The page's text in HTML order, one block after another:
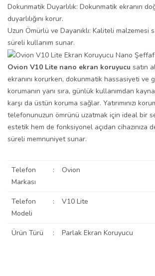
Dokunmatik Duyarlılık: Dokunmatik ekranın
duyarlılığını korur.
Uzun Ömürlü ve Dayanıklı: Kaliteli malzemesi
süreli kullanım sunar.
Ovion V10 Lite nano ekran koruyucu satın
ekranını korurken, dokunmatik hassasiyeti ve
korumanın yanı sıra, günlük kullanımdan
karşı da üstün koruma sağlar. Yatırımınızı
telefonunuzun ömrünü uzatmak için ideal bir
estetik hem de fonksiyonel açıdan cihazınıza
süreli memnuniyet sunar.
Telefon
Markası
: Ovion
Telefon
Modeli
: V10 Lite
Ürün Türü : Parlak Ekran Koruyucu